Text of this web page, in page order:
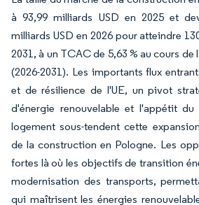
à 93,99 milliards USD en 2025 et
milliards USD en 2026 pour atteindre
2031, à un TCAC de 5,63 % au cours
(2026-2031). Les importants flux
et de résilience de l'UE, un pivot
d'énergie renouvelable et l'appétit
logement sous-tendent cette
de la construction en Pologne. Les
fortes là où les objectifs de transition
modernisation des transports,
qui maîtrisent les énergies